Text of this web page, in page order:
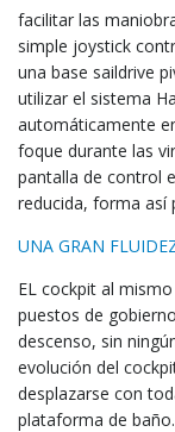
facilitar las
simple joystick
una base saildrive
utilizar el sistema
automáticamente
foque durante las
pantalla de control
reducida, forma así
UNA GRAN
EL cockpit al
puestos de gobierno
descenso, sin
evolución del
desplazarse con
plataforma de baño.